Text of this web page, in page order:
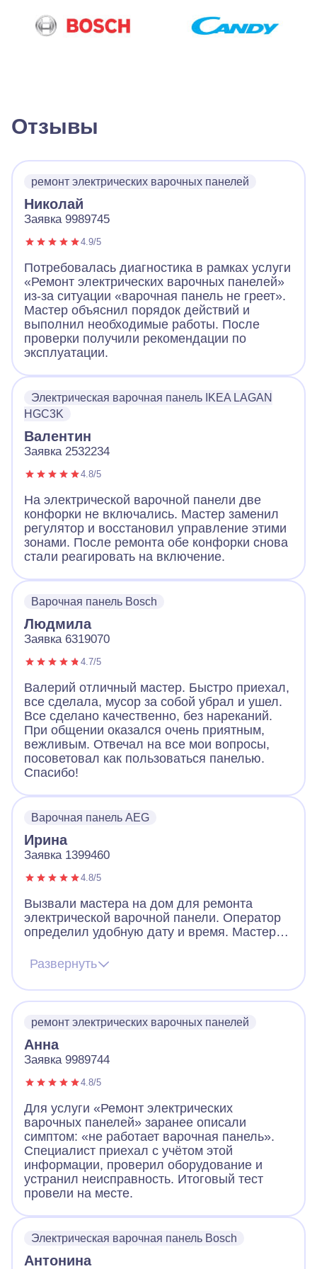
Отзывы
ремонт электрических варочных панелей
Николай
Заявка 9989745
4.9/5
Потребовалась диагностика в рамках услуги
«Ремонт электрических варочных панелей»
из-за ситуации «варочная панель не греет».
Мастер объяснил порядок действий и
выполнил необходимые работы. После
проверки получили рекомендации по
эксплуатации.
Электрическая варочная панель IKEA LAGAN
HGC3K
Валентин
Заявка 2532234
4.8/5
На электрической варочной панели две
конфорки не включались. Мастер заменил
регулятор и восстановил управление этими
зонами. После ремонта обе конфорки снова
стали реагировать на включение.
Варочная панель Bosch
Людмила
Заявка 6319070
4.7/5
Валерий отличный мастер. Быстро приехал,
все сделала, мусор за собой убрал и ушел.
Все сделано качественно, без нареканий.
При общении оказался очень приятным,
вежливым. Отвечал на все мои вопросы,
посоветовал как пользоваться панелью.
Спасибо!
Варочная панель AEG
Ирина
Заявка 1399460
4.8/5
Вызвали мастера на дом для ремонта
электрической варочной панели. Оператор
определил удобную дату и время. Мастер
предупредил звонком, что скоро будет на
месте. По приходу надел сменную обувь,
что очень обрадовало! Посмотрел панель,
объяснил в чем дело. За короткое время
устранил неполадки, заменив детали.
Работа понравилась!
Развернуть
ремонт электрических варочных панелей
Анна
Заявка 9989744
4.8/5
Для услуги «Ремонт электрических
варочных панелей» заранее описали
симптом: «не работает варочная панель».
Специалист приехал с учётом этой
информации, проверил оборудование и
устранил неисправность. Итоговый тест
провели на месте.
Электрическая варочная панель Bosch
Антонина